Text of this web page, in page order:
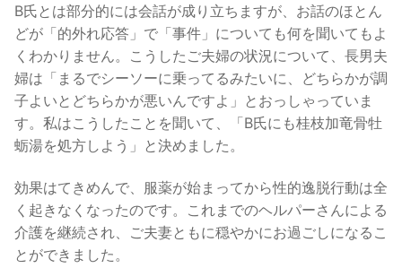
B氏とは部分的には会話が成り立ちますが、お話のほとん
どが「的外れ応答」で「事件」についても何を聞いてもよ
くわかりません。こうしたご夫婦の状況について、長男夫
婦は「まるでシーソーに乗ってるみたいに、どちらかが調
子よいとどちらかが悪いんですよ」とおっしゃっていま
す。私はこうしたことを聞いて、「B氏にも桂枝加竜骨牡
蛎湯を処方しよう」と決めました。
効果はてきめんで、服薬が始まってから性的逸脱行動は全
く起きなくなったのです。これまでのヘルパーさんによる
介護を継続され、ご夫妻ともに穏やかにお過ごしになるこ
とができました。